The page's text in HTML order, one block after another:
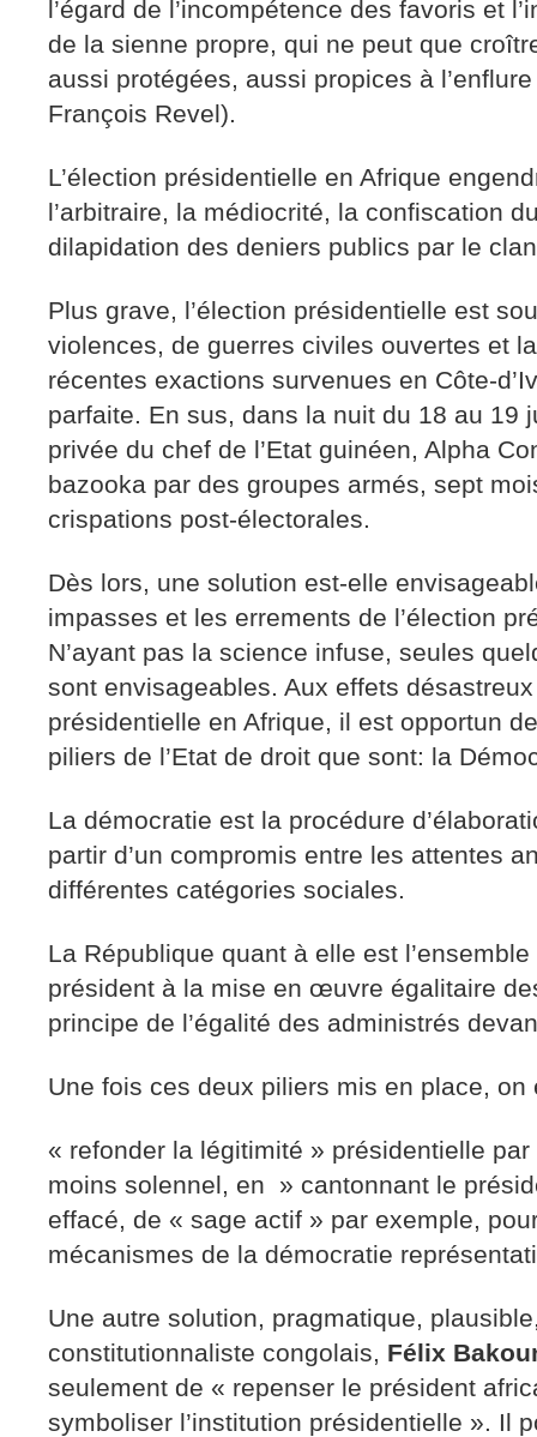
l’égard de l’incompétence des favoris et
de la sienne propre, qui ne peut que
aussi protégées, aussi propices à
François Revel).
L’élection présidentielle en Afrique
l’arbitraire, la médiocrité, la confiscation
dilapidation des deniers publics par le
Plus grave, l’élection présidentielle est
violences, de guerres civiles ouvertes et
récentes exactions survenues en Côte-
parfaite. En sus, dans la nuit du 18 au 19
privée du chef de l’Etat guinéen, Alpha
bazooka par des groupes armés, sept
crispations post-électorales.
Dès lors, une solution est-elle
impasses et les errements de l’élection
N’ayant pas la science infuse, seules
sont envisageables. Aux effets désastreux
présidentielle en Afrique, il est opportun
piliers de l’Etat de droit que sont: la
La démocratie est la procédure
partir d’un compromis entre les attentes
différentes catégories sociales.
La République quant à elle est
président à la mise en œuvre égalitaire
principe de l’égalité des administrés
Une fois ces deux piliers mis en place, on
« refonder la légitimité » présidentielle
moins solennel, en » cantonnant le
effacé, de « sage actif » par exemple,
mécanismes de la démocratie
Une autre solution, pragmatique,
constitutionnaliste congolais, Félix
seulement de « repenser le président
symboliser l’institution présidentielle ». Il